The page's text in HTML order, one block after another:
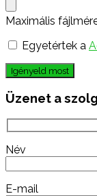
Maximális
Egyetértek a
Igényeld most
Üzenet a
Név
E-mail